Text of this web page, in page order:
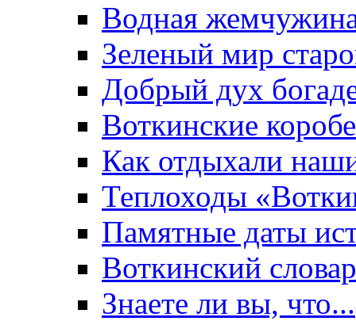
Водная
Зеленый мир
Добрый дух
Воткинские
Как отдыхали
Теплоходы
Памятные даты
Воткинский
Знаете ли вы, что...